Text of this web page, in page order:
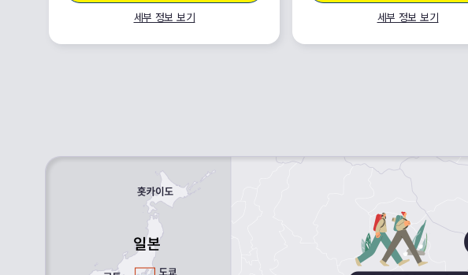
세부 정보 보기 세부 정보 보기